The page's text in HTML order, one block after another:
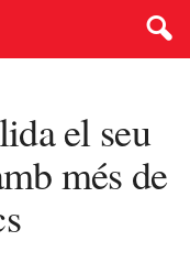
el seu
més de